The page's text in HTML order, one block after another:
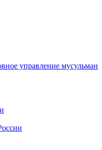
управление мусульман